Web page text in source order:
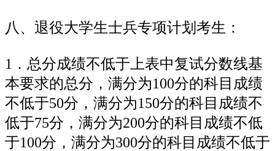
八、退役大学生士兵专项计划考生：
1．总分成绩不低于上表中复试分数线基
本要求的总分，满分为100分的科目成绩
不低于50分，满分为150分的科目成绩不
低于75分，满分为200分的科目成绩不低
于100分，满分为300分的科目成绩不低于